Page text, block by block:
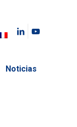
Noticias